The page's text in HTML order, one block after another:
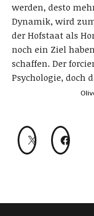
werden, desto
Dynamik, wird
der Hofstaat als
noch ein Ziel
schaffen. Der
Psychologie, doch